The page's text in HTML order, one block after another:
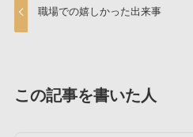
職場での嬉しかった出来事
この記事を書いた人